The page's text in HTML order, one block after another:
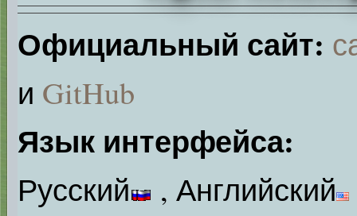
Официальный сайт:
и GitHub
Язык интерфейса:
Русский , Английский